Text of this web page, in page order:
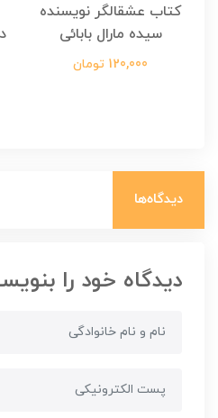
کتاب عشقالگر نویسنده
سیده مارال بابائی
120,000 تومان
دیدگاه‌ها
دیدگاه خود را